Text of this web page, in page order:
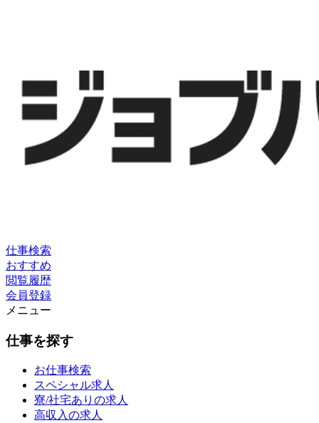
仕事検索
おすすめ
閲覧履歴
会員登録
メニュー
仕事を探す
お仕事検索
スペシャル求人
寮/社宅ありの求人
高収入の求人